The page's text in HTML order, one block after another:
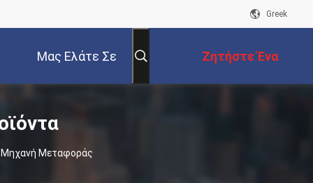
Greek
Μας Ελάτε Σε Ζητήστε Ένα
Απόσπασμα
Μηχανή Μεταφοράς